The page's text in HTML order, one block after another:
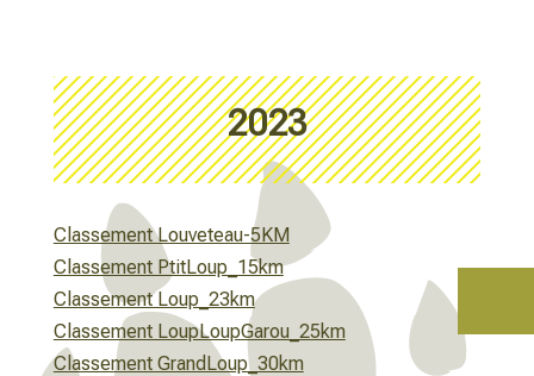
2023
Classement Louveteau-5KM
Classement PtitLoup_15km
Classement Loup_23km
Classement LoupLoupGarou_25km
Classement GrandLoup_30km